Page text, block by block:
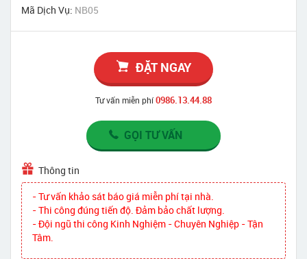
Mã Dịch Vụ: NB05
ĐẶT NGAY
Tư vấn miễn phí0986.13.44.88
GỌI TƯ VẤN
Thông tin
- Tư vấn khảo sát báo giá miễn phí tại nhà.
- Thi công đúng tiến độ. Đảm bảo chất lượng.
- Đội ngũ thi công Kinh Nghiệm - Chuyên Nghiệp - Tận
Tâm.